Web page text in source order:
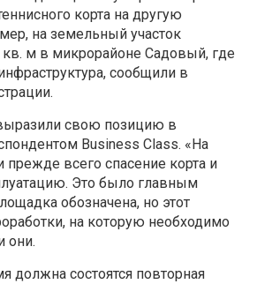
корта на другую
на земельный участок
м в микрорайоне Садовый, где
сообщили в
свою позицию в
Business Class. «На
прежде всего спасение корта и
Это было главным
обозначена, но этот
на которую необходимо
они.
должна состоятся повторная